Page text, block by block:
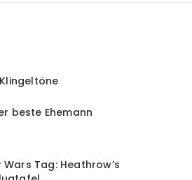
beste Ehemann
Wars Tag: Heathrow’s